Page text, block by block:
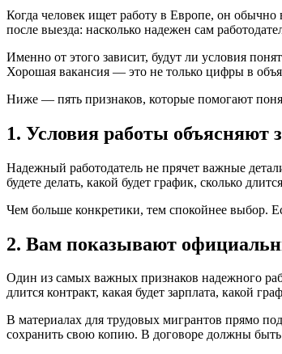
Когда человек ищет работу в Европе, он обычно
после выезда: насколько надежен сам
Именно от этого зависит, будут ли условия
Хорошая вакансия — это не только цифры в
Ниже — пять признаков, которые помогают
1. Условия работы объясняют
Надежный работодатель не прячет важные
будете делать, какой будет график, сколько
Чем больше конкретики, тем спокойнее выбор.
2. Вам показывают
Один из самых важных признаков надежного
длится контракт, какая будет зарплата, какой
В материалах для трудовых мигрантов прямо
сохранить свою копию. В договоре должны быть